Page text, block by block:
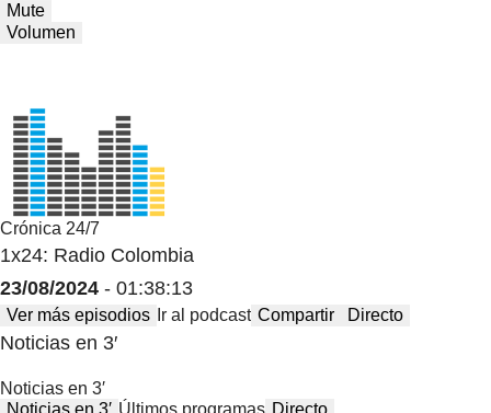
Mute
Volumen
Crónica 24/7
1x24: Radio Colombia
23/08/2024 - 01:38:13
Ver más episodios Ir al podcast Compartir Directo
Noticias en 3′
Noticias en 3′